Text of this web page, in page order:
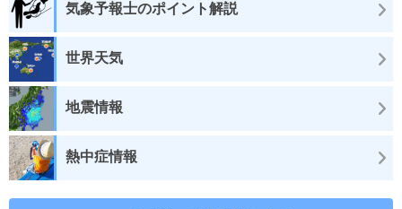
気象予報士のポイント解説
世界天気
地震情報
熱中症情報